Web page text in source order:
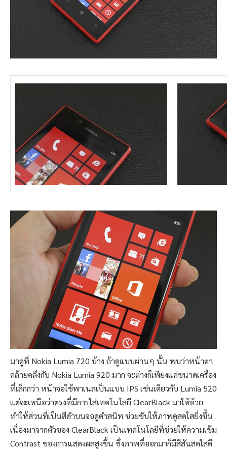
มาดูที่ Nokia Lumia 720 บ้าง ถ้าดูแบบผ่านๆ นั้น พบว่าหน้าตา
คล้ายคลึงกับ Nokia Lumia 920 มาก จะต่างก็เพียงแค่ขนาดเครื่อง
ที่เล็กกว่า หน้าจอใช้พาเนลเป็นแบบ IPS เช่นเดียวกับ Lumia 520
แต่จะเหนือว่าตรงที่มีการใส่เทคโนโลยี ClearBlack มาให้ด้วย
ทำให้ส่วนที่เป็นสีดำบนจอดูดำสนิท ช่วยขับให้ภาพดูสดใสยิ่งขึ้น
เนื่องมาจากตัวของ ClearBlack เป็นเทคโนโลยีที่ช่วยให้ความเข้ม
Contrast ของการแสดงผลสูงขึ้น ซึ่งภาพที่ออกมาก็มีสีสันสดใสดี